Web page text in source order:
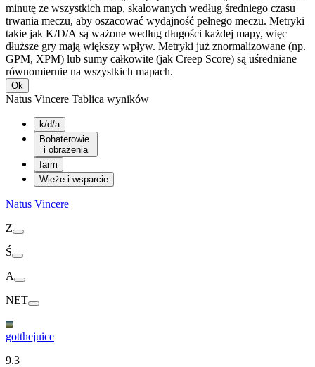
minutę ze wszystkich map, skalowanych według średniego czasu
trwania meczu, aby oszacować wydajność pełnego meczu. Metryki
takie jak K/D/A są ważone według długości każdej mapy, więc
dłuższe gry mają większy wpływ. Metryki już znormalizowane (np.
GPM, XPM) lub sumy całkowite (jak Creep Score) są uśredniane
równomiernie na wszystkich mapach.
Ok
Natus Vincere Tablica wyników
k/d/a
Bohaterowie
i obrażenia
farm
Wieże i wsparcie
Natus Vincere
Z
Ś
A
NET
gotthejuice
9.3